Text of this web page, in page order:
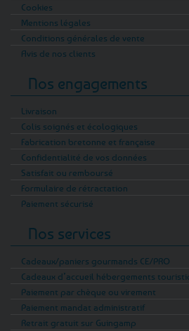
Cookies
Mentions légales
Conditions générales de vente
Avis de nos clients
Nos engagements
Livraison
Colis soignés et écologiques
Fabrication bretonne et française
Confidentialité de vos données
Satisfait ou remboursé
Formulaire de rétractation
Paiement sécurisé
Nos services
Cadeaux/paniers gourmands CE/PRO
Cadeaux d’accueil hébergements
Paiement par chèque ou virement
Paiement mandat administratif
Retrait gratuit sur Guingamp